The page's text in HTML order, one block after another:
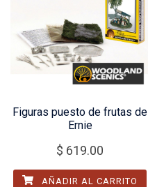
Figuras puesto de frutas de
Ernie
$ 619.00
AÑADIR AL CARRITO